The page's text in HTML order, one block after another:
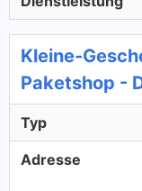
Kleine-
Paketshop -
Typ
Adresse